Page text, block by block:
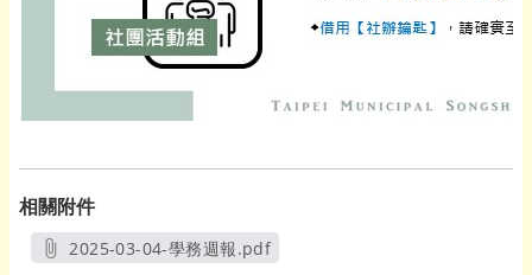
相關附件
2025-03-04-學務週報.pdf